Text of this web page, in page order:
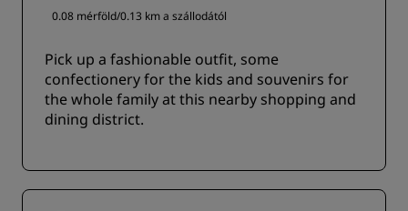
0.08 mérföld/0.13 km a szállodától
Pick up a fashionable outfit, some
confectionery for the kids and souvenirs for
the whole family at this nearby shopping and
dining district.